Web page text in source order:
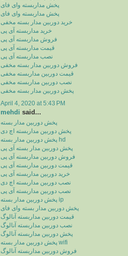
پخش مداربسته وای فای
پخش مداربسته وای فای
خرید دوربین مدار بسته مخفی
خرید مداربسته آی پی
فروش مداربسته آی پی
قیمت مداربسته آی پی
نصب مداربسته آی پی
فروش دوربین مدار بسته مخفی
قیمت دوربین مداربسته مخفی
نصب دوربین مداربسته مخفی
پخش دوربین مدار بسته مخفی
April 4, 2020 at 5:43 PM
mehdi said...
پخش دوربین مدار بسته
پخش دوربین مداربسته اچ دی
پخش دوربین مدار بسته hd
پخش دوربین مدار بسته آی پی
فروش دوربین مداربسته آی پی
قیمت دوربین مداربسته آی پی
خرید دوربین مداربسته آی پی
نصب دوربین مداربسته اچ دی
نصب دوربین مداربسته آی پی
پخش دوربین مدار بسته ip
پخش دوربین مدار بسته وای فای
قیمت دوربین مداربسته آنالوگ
نصب دوربین مداربسته آنالوگ
پخش دوربین مداربسته آنالوگ
پخش دوربین مدار بسته wifi
فروش دوربین مداربسته آنالوگ